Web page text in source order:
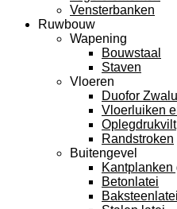
Vensterbanken
Ruwbouw
Wapening
Bouwstaal
Staven
Vloeren
Duofor
Vloerluiken
Oplegdrukvilt
Randstroken
Buitengevel
Kantplanken
Betonlatei
Baksteenlatei